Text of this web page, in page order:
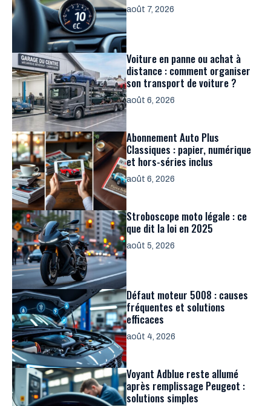
août 7, 2026
Voiture en panne ou achat à
distance : comment organiser
son transport de voiture ?
août 6, 2026
Abonnement Auto Plus
Classiques : papier, numérique
et hors-séries inclus
août 6, 2026
Stroboscope moto légale : ce
que dit la loi en 2025
août 5, 2026
Défaut moteur 5008 : causes
fréquentes et solutions
efficaces
août 4, 2026
Voyant Adblue reste allumé
après remplissage Peugeot :
solutions simples